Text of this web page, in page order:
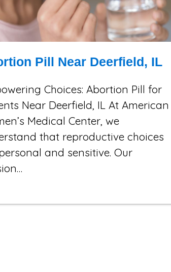
Pill Near Deerfield, IL
Choices: Abortion Pill for
Near Deerfield, IL At American
Medical Center, we
that reproductive choices
and sensitive. Our